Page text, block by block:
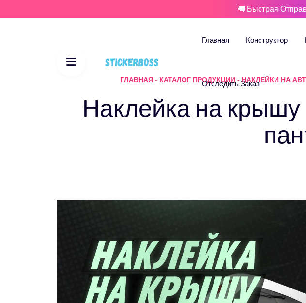
🚚 Быстрая
Главная Конструктор
Отследить Заказ
ГЛАВНАЯ - КАТАЛОГ ПРОДУКЦИИ - НАКЛЕЙКИ НА
Наклейка на крышу